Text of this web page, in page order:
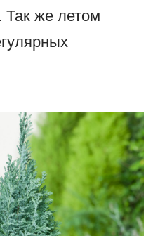
Так же летом